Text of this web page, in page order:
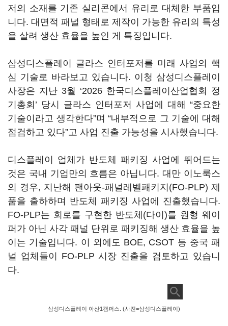
저의 소재를 기존 실리콘에서 유리로 대체한 부품입
니다. 대면적 패널 형태로 제작이 가능한 유리의 특성
을 살려 생산 효율을 높인 게 특징입니다.
삼성디스플레이 글라스 인터포저를 미래 사업의 핵
심 기술로 바라보고 있습니다. 이청 삼성디스플레이
사장은 지난 3월 ‘2026 한국디스플레이산업협회 정
기총회’ 당시 글라스 인터포저 사업에 대해 “중요한
기술이라고 생각한다”며 “내부적으로 그 기술에 대해
점검하고 있다”고 사업 진출 가능성을 시사했습니다.
디스플레이 업체가 반도체 패키징 사업에 뛰어드는
것은 국내 기업만의 흐름은 아닙니다. 대만 이노룩스
의 경우, 지난해 팬아웃-패널레벨패키지(FO-PLP) 제
품을 출하하며 반도체 패키징 사업에 진출했습니다.
FO-PLP는 회로를 구현한 반도체(다이)를 원형 웨이
퍼가 아닌 사각 패널 단위로 패키징해 생산 효율을 높
이는 기술입니다. 이 외에도 BOE, CSOT 등 중국 패
널 업체들이 FO-PLP 시장 진출을 검토하고 있습니
다.
삼성디스플레이 아산1캠퍼스. (사진=삼성디스플레이)